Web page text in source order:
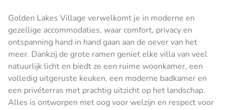
Golden Lakes Village verwelkomt je in moderne en
gezellige accommodaties, waar comfort, privacy en
ontspanning hand in hand gaan aan de oever van het
meer. Dankzij de grote ramen geniet elke villa van veel
natuurlijk licht en biedt ze een ruime woonkamer, een
volledig uitgeruste keuken, een moderne badkamer en
een privéterras met prachtig uitzicht op het landschap.
Alles is ontworpen met oog voor welzijn en respect voor